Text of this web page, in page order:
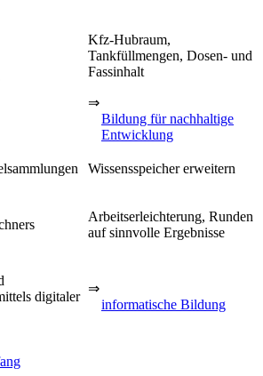
Kfz-Hubraum,
Tankfüllmengen, Dosen- und
Fassinhalt
⇒
Bildung für nachhaltige
Entwicklung
Wissensspeicher erweitern
Arbeitserleichterung, Runden
auf sinnvolle Ergebnisse
digitaler
⇒
informatische Bildung